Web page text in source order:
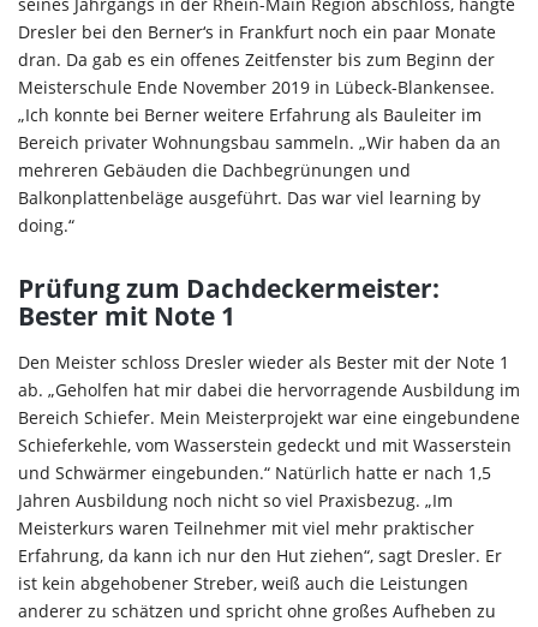
Dresler bei den Berner‘s in Frankfurt noch ein paar Monate
dran. Da gab es ein offenes Zeitfenster bis zum Beginn der
Meisterschule Ende November 2019 in Lübeck-Blankensee.
„Ich konnte bei Berner weitere Erfahrung als Bauleiter im
Bereich privater Wohnungsbau sammeln. „Wir haben da an
mehreren Gebäuden die Dachbegrünungen und
Balkonplattenbeläge ausgeführt. Das war viel learning by
doing.“
Prüfung zum Dachdeckermeister:
Bester mit Note 1
Den Meister schloss Dresler wieder als Bester mit der Note 1
ab. „Geholfen hat mir dabei die hervorragende Ausbildung im
Bereich Schiefer. Mein Meisterprojekt war eine eingebundene
Schieferkehle, vom Wasserstein gedeckt und mit Wasserstein
und Schwärmer eingebunden.“ Natürlich hatte er nach 1,5
Jahren Ausbildung noch nicht so viel Praxisbezug. „Im
Meisterkurs waren Teilnehmer mit viel mehr praktischer
Erfahrung, da kann ich nur den Hut ziehen“, sagt Dresler. Er
ist kein abgehobener Streber, weiß auch die Leistungen
anderer zu schätzen und spricht ohne großes Aufheben zu